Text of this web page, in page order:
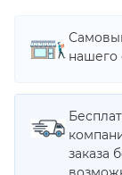
нашего
заказа